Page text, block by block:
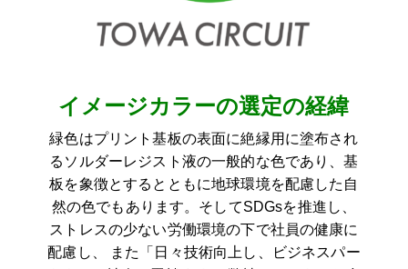
イメージカラーの選定の経緯
緑色はプリント基板の表面に絶縁用に塗布され
るソルダーレジスト液の一般的な色であり、基
板を象徴とするとともに地球環境を配慮した自
然の色でもあります。そしてSDGsを推進し、
ストレスの少ない労働環境の下で社員の健康に
配慮し、 また「日々技術向上し、ビジネスパー